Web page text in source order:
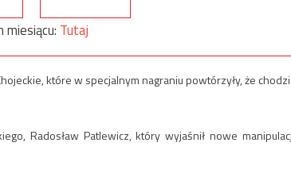
Tutaj
które w specjalnym nagraniu powtórzyły, że
Radosław Patlewicz, który wyjaśnił nowe